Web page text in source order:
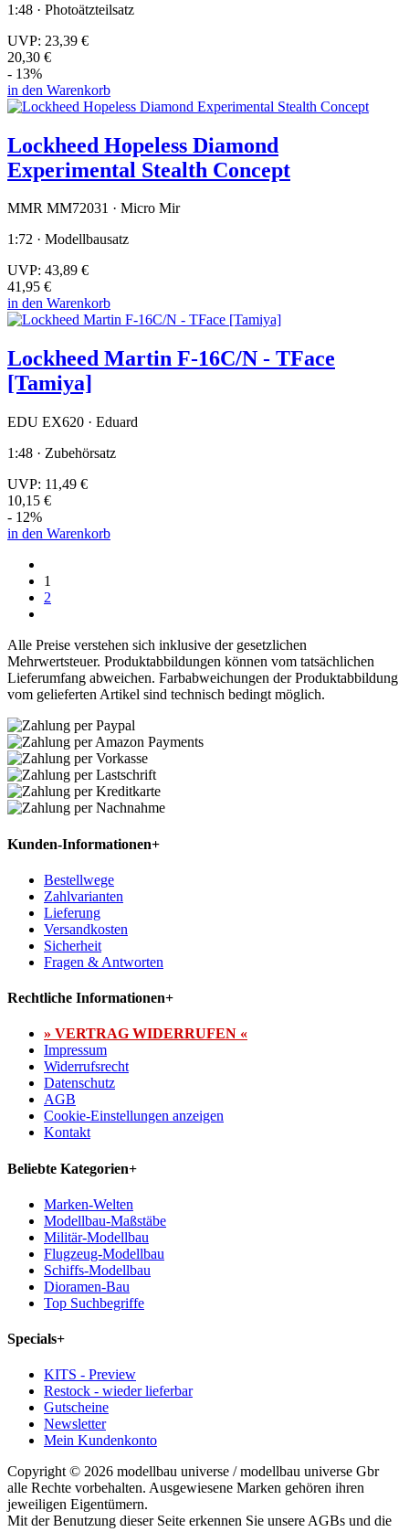
1:48 · Photoätzteilsatz
UVP: 23,39 €
20,30 €
- 13%
in den Warenkorb
Lockheed Hopeless Diamond
Experimental Stealth Concept
MMR MM72031 · Micro Mir
1:72 · Modellbausatz
UVP: 43,89 €
41,95 €
in den Warenkorb
Lockheed Martin F-16C/N - TFace
[Tamiya]
EDU EX620 · Eduard
1:48 · Zubehörsatz
UVP: 11,49 €
10,15 €
- 12%
in den Warenkorb
1
2
Alle Preise verstehen sich inklusive der gesetzlichen
Mehrwertsteuer. Produktabbildungen können vom tatsächlichen
Lieferumfang abweichen. Farbabweichungen der Produktabbildung
vom gelieferten Artikel sind technisch bedingt möglich.
Kunden-Informationen+
Bestellwege
Zahlvarianten
Lieferung
Versandkosten
Sicherheit
Fragen & Antworten
Rechtliche Informationen+
» VERTRAG WIDERRUFEN «
Impressum
Widerrufsrecht
Datenschutz
AGB
Cookie-Einstellungen anzeigen
Kontakt
Beliebte Kategorien+
Marken-Welten
Modellbau-Maßstäbe
Militär-Modellbau
Flugzeug-Modellbau
Schiffs-Modellbau
Dioramen-Bau
Top Suchbegriffe
Specials+
KITS - Preview
Restock - wieder lieferbar
Gutscheine
Newsletter
Mein Kundenkonto
Copyright © 2026 modellbau universe / modellbau universe Gbr
alle Rechte vorbehalten. Ausgewiesene Marken gehören ihren
jeweiligen Eigentümern.
Mit der Benutzung dieser Seite erkennen Sie unsere AGBs und die